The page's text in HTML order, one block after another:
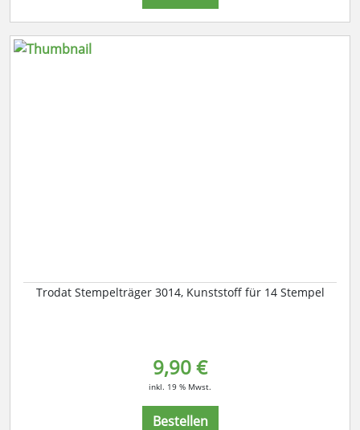
Trodat Stempelträger 3014, Kunststoff für 14 Stempel
9,90 €
inkl. 19 % Mwst.
Bestellen